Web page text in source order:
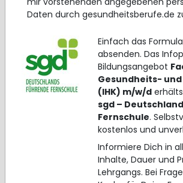
Daten durch gesundheitsberufe.de
Einfach das
absenden. Das
Bildungsangebot
Gesundheits- und
(IHK) m/w/d
sgd –
Fernschule.
kostenlos und
Informiere Dich in
Inhalte, Dauer und
Lehrgangs. Bei